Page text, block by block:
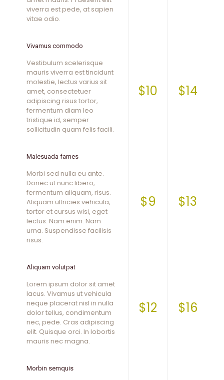
viverra est pede, at sapien
vitae odio.
Vivamus commodo
Vestibulum scelerisque
mauris viverra est tincidunt
molestie, lectus varius sit
amet, consectetuer
adipiscing risus tortor,
fermentum diam leo
tristique id, semper
sollicitudin quam felis facili.
$10 $14
Malesuada fames
Morbi sed nulla eu ante.
Donec ut nunc libero,
fermentum aliquam, risus.
Aliquam ultricies vehicula,
tortor et cursus wisi, eget
lectus. Nam enim. Nam
urna. Suspendisse facilisis
risus.
$9 $13
Aliquam volutpat
Lorem ipsum dolor sit amet
lacus. Vivamus ut vehicula
neque placerat nisl in nulla
dolor tellus, condimentum
nec, pede. Cras adipiscing
elit. Quisque orci. In lobortis
mauris nec magna.
$12 $16
Morbin semquis